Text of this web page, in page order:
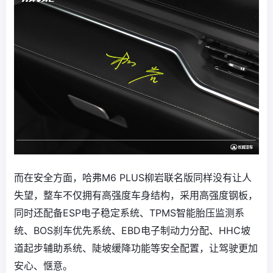
而在安全方面，哈弗M6 PLUS柳岩联名版同样没有让人
失望，整车不仅拥有高强度车身结构，采用高强度钢板，
同时还配备ESP电子稳定系统、TPMS智能胎压监测系
统、BOS刹车优先系统、EBD电子制动力分配、HHC坡
道起步辅助系统、陡坡缓降功能等安全配置，让驾驶更加
安心、惬意。